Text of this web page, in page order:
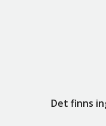
Det finns